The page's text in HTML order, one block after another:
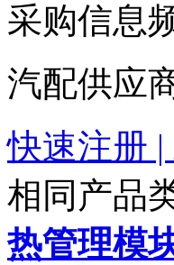
采购信息
汽配供应
快速注册
相同产品
热管理模